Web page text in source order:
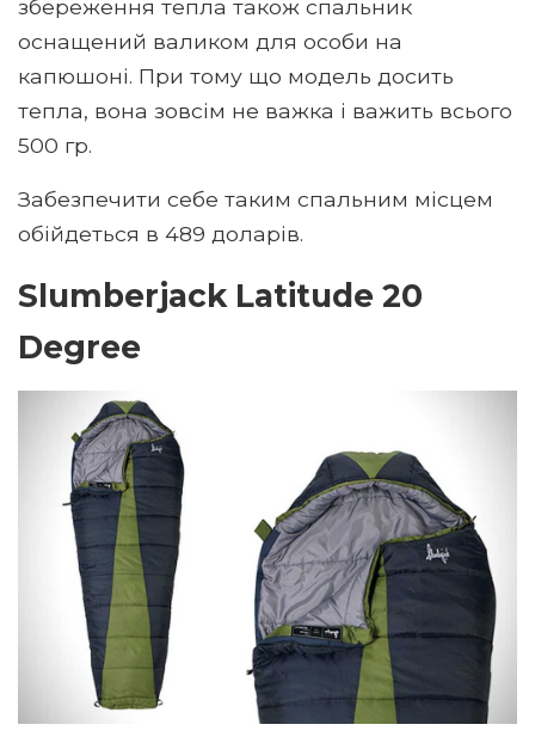
збереження тепла також спальник
оснащений валиком для особи на
капюшоні. При тому що модель досить
тепла, вона зовсім не важка і важить всього
500 гр.
Забезпечити себе таким спальним місцем
обійдеться в 489 доларів.
Slumberjack Latitude 20
Degree